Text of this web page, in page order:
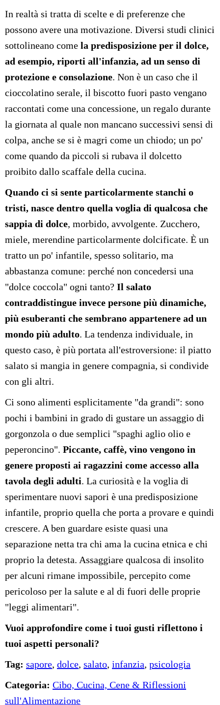
In realtà si tratta di scelte e di preferenze che
possono avere una motivazione. Diversi studi clinici
sottolineano come la predisposizione per il dolce,
ad esempio, riporti all'infanzia, ad un senso di
protezione e consolazione. Non è un caso che il
cioccolatino serale, il biscotto fuori pasto vengano
raccontati come una concessione, un regalo durante
la giornata al quale non mancano successivi sensi di
colpa, anche se si è magri come un chiodo; un po'
come quando da piccoli si rubava il dolcetto
proibito dallo scaffale della cucina.
Quando ci si sente particolarmente stanchi o
tristi, nasce dentro quella voglia di qualcosa che
sappia di dolce, morbido, avvolgente. Zucchero,
miele, merendine particolarmente dolcificate. È un
tratto un po' infantile, spesso solitario, ma
abbastanza comune: perché non concedersi una
"dolce coccola" ogni tanto? Il salato
contraddistingue invece persone più dinamiche,
più esuberanti che sembrano appartenere ad un
mondo più adulto. La tendenza individuale, in
questo caso, è più portata all'estroversione: il piatto
salato si mangia in genere compagnia, si condivide
con gli altri.
Ci sono alimenti esplicitamente "da grandi": sono
pochi i bambini in grado di gustare un assaggio di
gorgonzola o due semplici "spaghi aglio olio e
peperoncino". Piccante, caffè, vino vengono in
genere proposti ai ragazzini come accesso alla
tavola degli adulti. La curiosità e la voglia di
sperimentare nuovi sapori è una predisposizione
infantile, proprio quella che porta a provare e quindi
crescere. A ben guardare esiste quasi una
separazione netta tra chi ama la cucina etnica e chi
proprio la detesta. Assaggiare qualcosa di insolito
per alcuni rimane impossibile, percepito come
pericoloso per la salute e al di fuori delle proprie
"leggi alimentari".
Vuoi approfondire come i tuoi gusti riflettono i
tuoi aspetti personali?
Tag: sapore, dolce, salato, infanzia, psicologia
Categoria: Cibo, Cucina, Cene & Riflessioni
sull'Alimentazione